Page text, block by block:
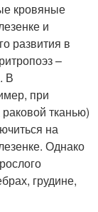
кровяные
и
развития в
–
В
при
тканью)
на
Однако
грудине,